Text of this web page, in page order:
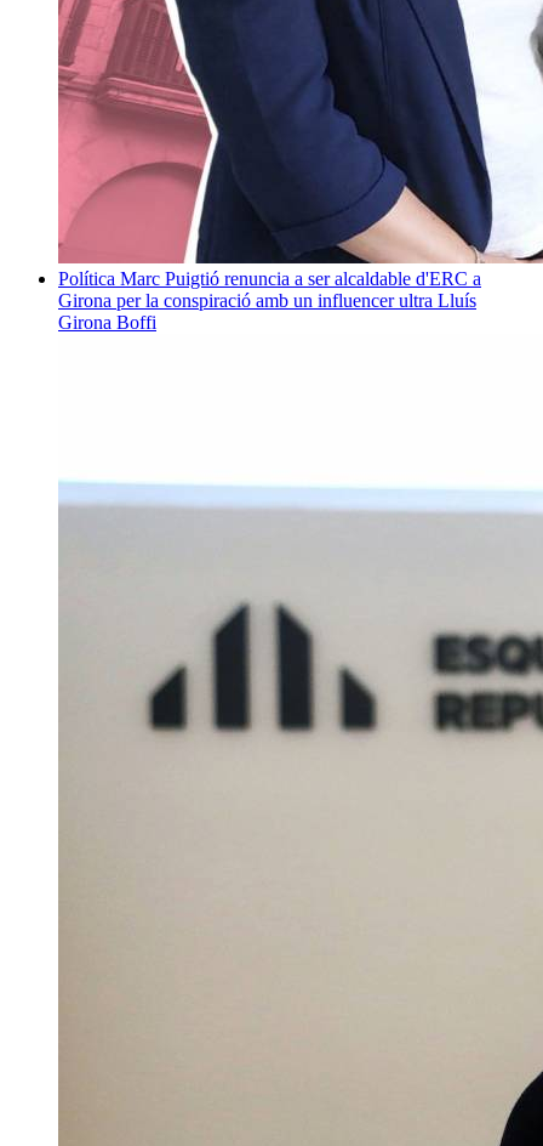
Política Marc Puigtió renuncia a ser alcaldable d'ERC a
Girona per la conspiració amb un influencer ultra Lluís
Girona Boffi